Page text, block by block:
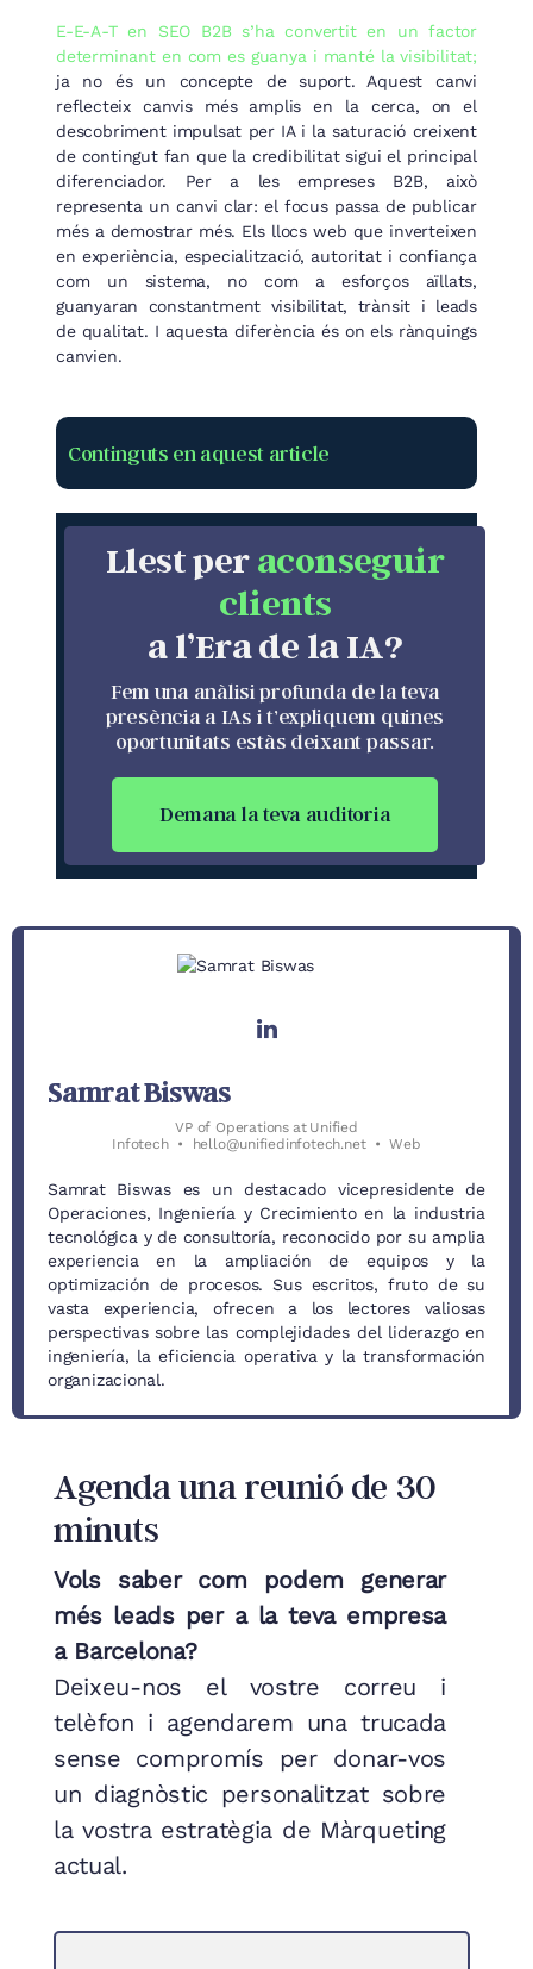
E-E-A-T en SEO B2B s’ha convertit en un factor
determinant en com es guanya i manté la visibilitat;
ja no és un concepte de suport. Aquest canvi
reflecteix canvis més amplis en la cerca, on el
descobriment impulsat per IA i la saturació creixent
de contingut fan que la credibilitat sigui el principal
diferenciador. Per a les empreses B2B, això
representa un canvi clar: el focus passa de publicar
més a demostrar més. Els llocs web que inverteixen
en experiència, especialització, autoritat i confiança
com un sistema, no com a esforços aïllats,
guanyaran constantment visibilitat, trànsit i leads
de qualitat. I aquesta diferència és on els rànquings
canvien.
Continguts en aquest article
Llest peraconseguir
clients
a l’Era de la IA?
Fem una anàlisi profunda de la teva
presència a IAs i t’expliquem quines
oportunitats estàs deixant passar.
Demana la teva auditoria
Samrat Biswas
VP of Operations at Unified
Infotech • hello@unifiedinfotech.net • Web
Samrat Biswas es un destacado vicepresidente de
Operaciones, Ingeniería y Crecimiento en la industria
tecnológica y de consultoría, reconocido por su amplia
experiencia en la ampliación de equipos y la
optimización de procesos. Sus escritos, fruto de su
vasta experiencia, ofrecen a los lectores valiosas
perspectivas sobre las complejidades del liderazgo en
ingeniería, la eficiencia operativa y la transformación
organizacional.
Agenda una reunió de 30
minuts
Vols saber com podem generar
més leads per a la teva empresa
a Barcelona?
Deixeu-nos el vostre correu i
telèfon i agendarem una trucada
sense compromís per donar-vos
un diagnòstic personalitzat sobre
la vostra estratègia de Màrqueting
actual.